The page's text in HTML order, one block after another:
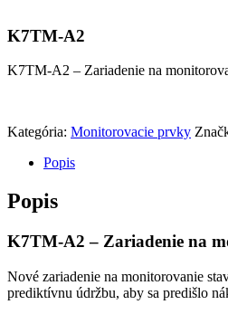
K7TM-A2
K7TM-A2 – Zariadenie na
Kategória: Monitorovacie prvky
Popis
Popis
K7TM-A2 – Zariadenie na
Nové zariadenie na monitorovanie
prediktívnu údržbu, aby sa predišlo